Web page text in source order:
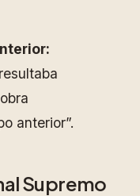
anterior”.
Supremo